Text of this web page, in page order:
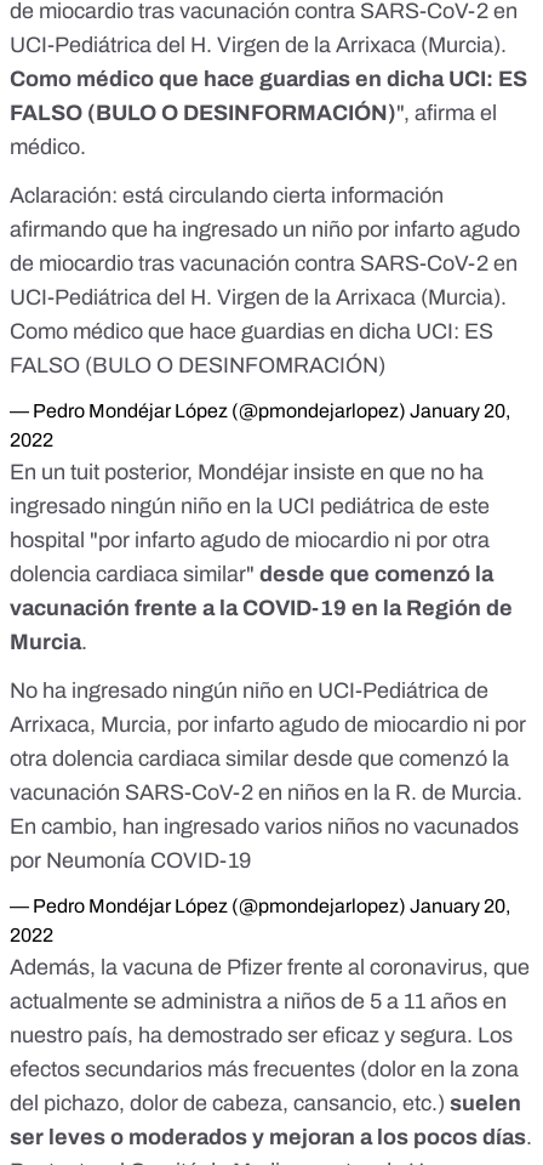
de miocardio tras vacunación contra SARS-CoV-2 en
UCI-Pediátrica del H. Virgen de la Arrixaca (Murcia).
Como médico que hace guardias en dicha UCI: ES
FALSO (BULO O DESINFORMACIÓN)", afirma el
médico.
Aclaración: está circulando cierta información
afirmando que ha ingresado un niño por infarto agudo
de miocardio tras vacunación contra SARS-CoV-2 en
UCI-Pediátrica del H. Virgen de la Arrixaca (Murcia).
Como médico que hace guardias en dicha UCI: ES
FALSO (BULO O DESINFOMRACIÓN)
— Pedro Mondéjar López (@pmondejarlopez) January 20,
2022
En un tuit posterior, Mondéjar insiste en que no ha
ingresado ningún niño en la UCI pediátrica de este
hospital "por infarto agudo de miocardio ni por otra
dolencia cardiaca similar" desde que comenzó la
vacunación frente a la COVID-19 en la Región de
Murcia.
No ha ingresado ningún niño en UCI-Pediátrica de
Arrixaca, Murcia, por infarto agudo de miocardio ni por
otra dolencia cardiaca similar desde que comenzó la
vacunación SARS-CoV-2 en niños en la R. de Murcia.
En cambio, han ingresado varios niños no vacunados
por Neumonía COVID-19
— Pedro Mondéjar López (@pmondejarlopez) January 20,
2022
Además, la vacuna de Pfizer frente al coronavirus, que
actualmente se administra a niños de 5 a 11 años en
nuestro país, ha demostrado ser eficaz y segura. Los
efectos secundarios más frecuentes (dolor en la zona
del pichazo, dolor de cabeza, cansancio, etc.) suelen
ser leves o moderados y mejoran a los pocos días.